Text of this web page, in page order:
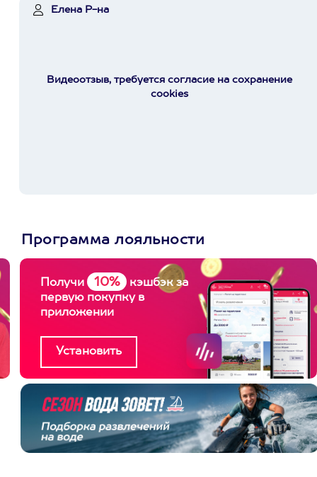
Елена Р-на
Видеоотзыв, требуется согласие на сохранение
cookies
Программа лояльности
Получи 10%
кэшбэк за
первую покупку в
приложении